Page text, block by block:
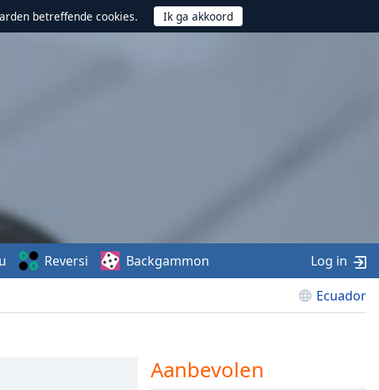
betreffende cookies.
Ecuador
Reversi Backgammon Log in
Aanbevolen